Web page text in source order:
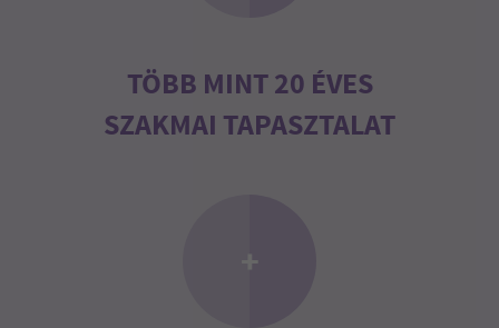
TÖBB MINT 20 ÉVES
SZAKMAI TAPASZTALAT
+